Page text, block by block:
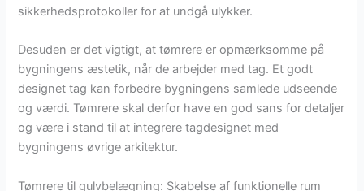
sikkerhedsprotokoller for at undgå ulykker.
Desuden er det vigtigt, at tømrere er opmærksomme på
bygningens æstetik, når de arbejder med tag. Et godt
designet tag kan forbedre bygningens samlede udseende
og værdi. Tømrere skal derfor have en god sans for detaljer
og være i stand til at integrere tagdesignet med
bygningens øvrige arkitektur.
Tømrere til gulvbelægning: Skabelse af funktionelle rum